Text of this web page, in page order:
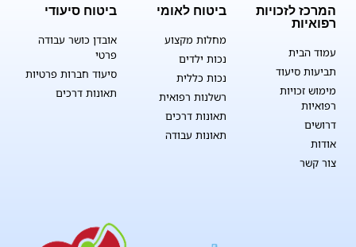
המרכז לזכויות
רפואיות
עמוד הבית
תביעות סיעוד
מימוש זכויות
רפואיות
דרושים
אודות
צור קשר
ביטוח לאומי
מחלות מקצוע
נכות ילדים
נכות כללית
רשלנות רפואית
תאונות דרכים
תאונות עבודה
ביטוח סיעודי
אובדן כושר עבודה
פרטי
סיעוד חברות פרטיות
תאונות דרכים